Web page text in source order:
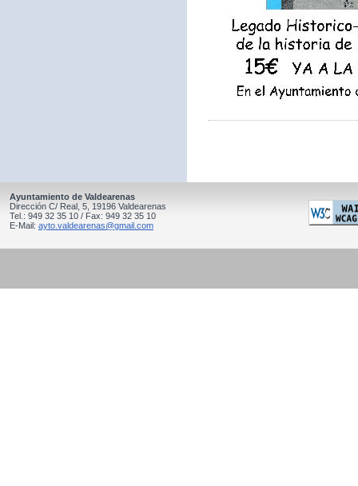
Ayuntamiento de Valdearenas
Dirección C/ Real, 5, 19196 Valdearenas
Tel.: 949 32 35 10 / Fax: 949 32 35 10
E-Mail: ayto.valdearenas@gmail.com